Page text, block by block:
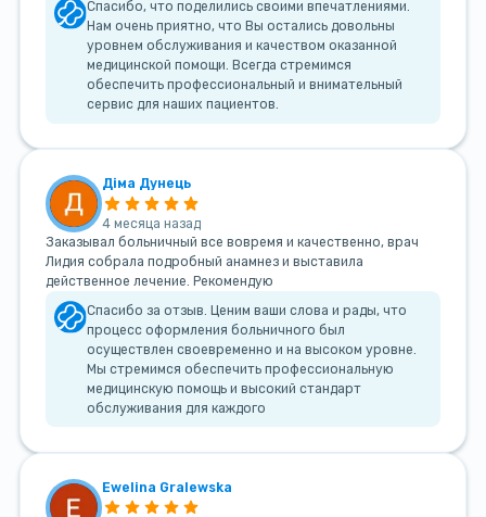
Спасибо, что поделились своими впечатлениями.
Нам очень приятно, что Вы остались довольны
уровнем обслуживания и качеством оказанной
медицинской помощи. Всегда стремимся
обеспечить профессиональный и внимательный
сервис для наших пациентов.
Діма Дунець
4 месяца назад
Заказывал больничный все вовремя и качественно, врач
Лидия собрала подробный анамнез и выставила
действенное лечение. Рекомендую
Спасибо за отзыв. Ценим ваши слова и рады, что
процесс оформления больничного был
осуществлен своевременно и на высоком уровне.
Мы стремимся обеспечить профессиональную
медицинскую помощь и высокий стандарт
обслуживания для каждого
Ewelina Gralewska